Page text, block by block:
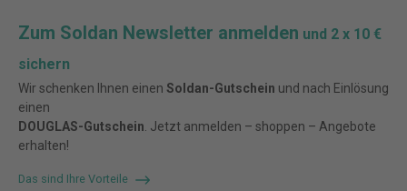
Zum Soldan Newsletter anmelden und 2 x 10 €
sichern
Wir schenken Ihnen einen Soldan-Gutschein und nach Einlösung
einen
DOUGLAS-Gutschein . Jetzt anmelden – shoppen – Angebote
erhalten!
Das sind Ihre Vorteile